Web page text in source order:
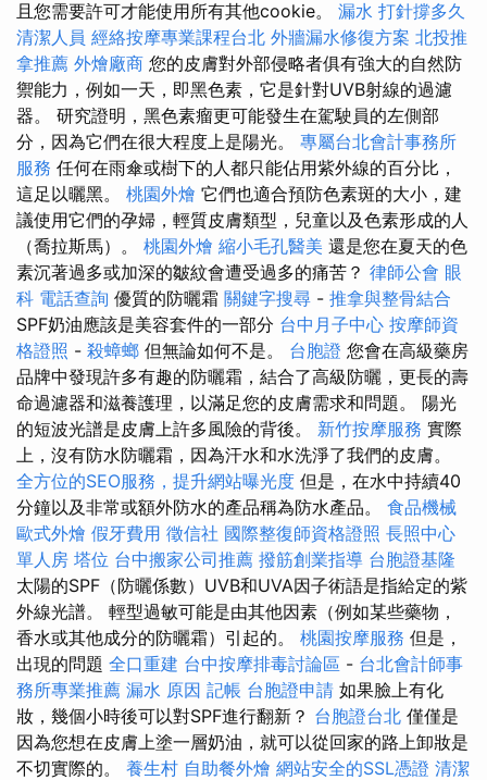
且您需要許可才能使用所有其他cookie。 漏水 打針撐多久
清潔人員 經絡按摩專業課程台北 外牆漏水修復方案 北投推
拿推薦 外燴廠商 您的皮膚對外部侵略者俱有強大的自然防
禦能力，例如一天，即黑色素，它是針對UVB射線的過濾
器。 研究證明，黑色素瘤更可能發生在駕駛員的左側部
分，因為它們在很大程度上是陽光。 專屬台北會計事務所
服務 任何在雨傘或樹下的人都只能佔用紫外線的百分比，
這足以曬黑。 桃園外燴 它們也適合預防色素斑的大小，建
議使用它們的孕婦，輕質皮膚類型，兒童以及色素形成的人
（喬拉斯馬）。 桃園外燴 縮小毛孔醫美 還是您在夏天的色
素沉著過多或加深的皺紋會遭受過多的痛苦？ 律師公會 眼
科 電話查詢 優質的防曬霜 關鍵字搜尋 - 推拿與整骨結合
SPF奶油應該是美容套件的一部分 台中月子中心 按摩師資
格證照 - 殺蟑螂 但無論如何不是。 台胞證 您會在高級藥房
品牌中發現許多有趣的防曬霜，結合了高級防曬，更長的壽
命過濾器和滋養護理，以滿足您的皮膚需求和問題。 陽光
的短波光譜是皮膚上許多風險的背後。 新竹按摩服務 實際
上，沒有防水防曬霜，因為汗水和水洗淨了我們的皮膚。
全方位的SEO服務，提升網站曝光度 但是，在水中持續40
分鐘以及非常或額外防水的產品稱為防水產品。 食品機械
歐式外燴 假牙費用 徵信社 國際整復師資格證照 長照中心
單人房 塔位 台中搬家公司推薦 撥筋創業指導 台胞證基隆
太陽的SPF（防曬係數）UVB和UVA因子術語是指給定的紫
外線光譜。 輕型過敏可能是由其他因素（例如某些藥物，
香水或其他成分的防曬霜）引起的。 桃園按摩服務 但是，
出現的問題 全口重建 台中按摩排毒討論區 - 台北會計師事
務所專業推薦 漏水 原因 記帳 台胞證申請 如果臉上有化
妝，幾個小時後可以對SPF進行翻新？ 台胞證台北 僅僅是
因為您想在皮膚上塗一層奶油，就可以從回家的路上卸妝是
不切實際的。 養生村 自助餐外燴 網站安全的SSL憑證 清潔